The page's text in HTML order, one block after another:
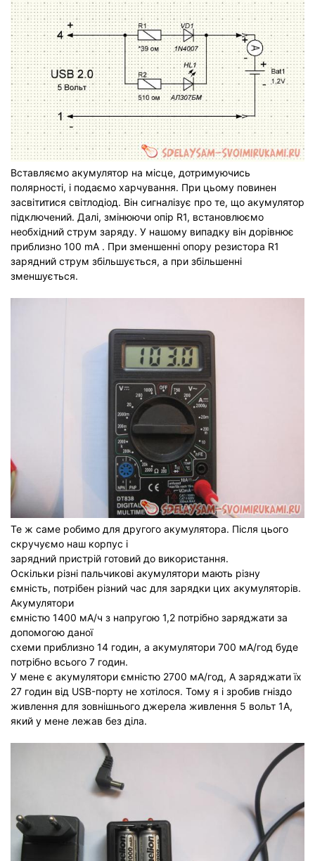
Вставляємо акумулятор на місце, дотримуючись
полярності, і подаємо харчування. При цьому повинен
засвітитися світлодіод. Він сигналізує про те, що акумулятор
підключений. Далі, змінюючи опір R1, встановлюємо
необхідний струм заряду. У нашому випадку він дорівнює
приблизно 100 mA . При зменшенні опору резистора R1
зарядний струм збільшується, а при збільшенні
зменшується.
Те ж саме робимо для другого акумулятора. Після цього
скручуємо наш корпус і
зарядний пристрій готовий до використання.
Оскільки різні пальчикові акумулятори мають різну
ємність, потрібен різний час для зарядки цих акумуляторів.
Акумулятори
ємністю 1400 мА/ч з напругою 1,2 потрібно заряджати за
допомогою даної
схеми приблизно 14 годин, а акумулятори 700 мА/год буде
потрібно всього 7 годин.
У мене є акумулятори ємністю 2700 мА/год, А заряджати їх
27 годин від USB-порту не хотілося. Тому я і зробив гніздо
живлення для зовнішнього джерела живлення 5 вольт 1А,
який у мене лежав без діла.